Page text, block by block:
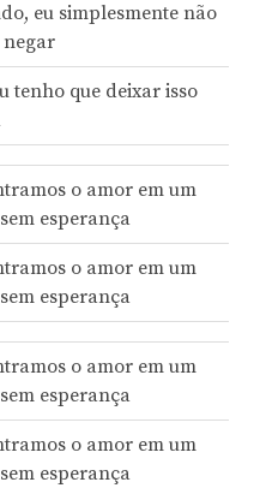
eu simplesmente não
negar
tenho que deixar isso
o amor em um
esperança
o amor em um
esperança
o amor em um
esperança
o amor em um
esperança